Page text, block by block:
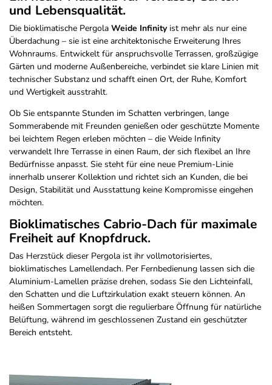
und Lebensqualität.
Die bioklimatische Pergola Weide Infinity ist mehr als nur eine
Überdachung – sie ist eine architektonische Erweiterung Ihres
Wohnraums. Entwickelt für anspruchsvolle Terrassen, großzügige
Gärten und moderne Außenbereiche, verbindet sie klare Linien mit
technischer Substanz und schafft einen Ort, der Ruhe, Komfort
und Wertigkeit ausstrahlt.
Ob Sie entspannte Stunden im Schatten verbringen, lange
Sommerabende mit Freunden genießen oder geschützte Momente
bei leichtem Regen erleben möchten – die Weide Infinity
verwandelt Ihre Terrasse in einen Raum, der sich flexibel an Ihre
Bedürfnisse anpasst. Sie steht für eine neue Premium-Linie
innerhalb unserer Kollektion und richtet sich an Kunden, die bei
Design, Stabilität und Ausstattung keine Kompromisse eingehen
möchten.
Bioklimatisches Cabrio-Dach für maximale
Freiheit auf Knopfdruck.
Das Herzstück dieser Pergola ist ihr vollmotorisiertes,
bioklimatisches Lamellendach. Per Fernbedienung lassen sich die
Aluminium-Lamellen präzise drehen, sodass Sie den Lichteinfall,
den Schatten und die Luftzirkulation exakt steuern können. An
heißen Sommertagen sorgt die regulierbare Öffnung für natürliche
Belüftung, während im geschlossenen Zustand ein geschützter
Bereich entsteht.